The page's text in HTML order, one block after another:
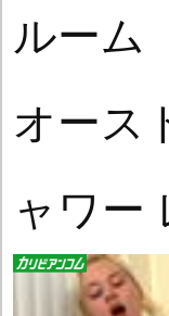
ルー
オース
ャワー